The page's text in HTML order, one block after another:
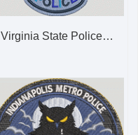
Virginia State Police